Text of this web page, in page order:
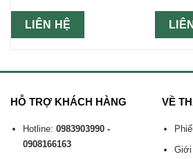
LIÊN HỆ
HỖ TRỢ KHÁCH HÀNG
Hotline: 0983903990 -
0908166163
VỀ
Giới